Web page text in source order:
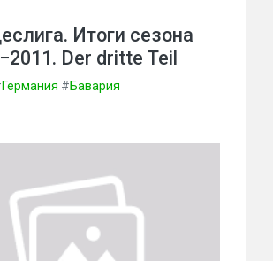
Итоги сезона
Der dritte Teil
Германия #Бавария